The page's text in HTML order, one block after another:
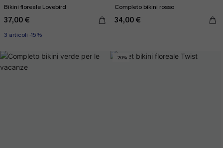
Bikini floreale Lovebird
37,00 €
3 articoli -15%
Completo bikini rosso
34,00 €
-20%